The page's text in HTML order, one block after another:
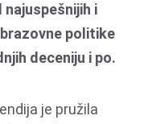
i
politike
deceniju i po.
je pružila